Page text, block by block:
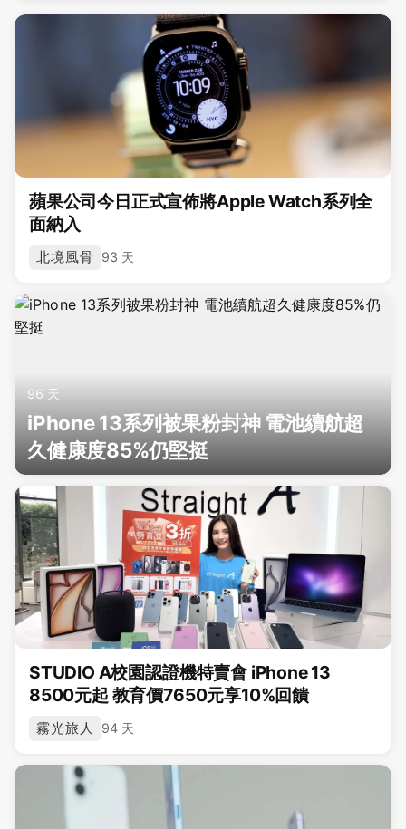
蘋果公司今日正式宣佈將Apple Watch系列全
面納入
北境風骨 93 天
96 天
iPhone 13系列被果粉封神 電池續航超
久健康度85%仍堅挺
STUDIO A校園認證機特賣會 iPhone 13
8500元起 教育價7650元享10%回饋
霧光旅人 94 天